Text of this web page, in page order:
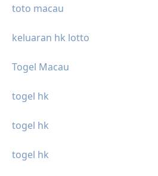
toto macau
keluaran hk lotto
Togel Macau
togel hk
togel hk
togel hk